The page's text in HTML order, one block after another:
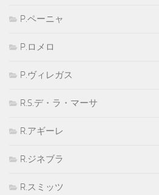
P.ペーニャ
P.ロメロ
P.ヴィレガス
R.S.デ・ラ・マーサ
R.アギーレ
R.ジネブラ
R.スミッツ